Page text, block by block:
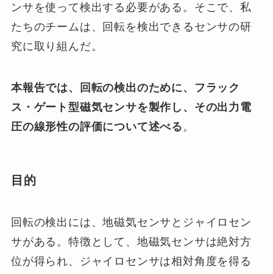
ンサを使って検出する必要がある。そこで、私
たちのチームは、回転を検出できるセンサの研
究に取り組んだ。
本報告では、回転の検出のために、フラック
ス・ゲート型磁気センサを製作し、その出力電
圧の線形性の評価について述べる 。
目的
回転の検出には、地磁気センサとジャイロセン
サがある。特徴として、地磁気センサは絶対方
位が得られ、ジャイロセンサは相対角度を得る